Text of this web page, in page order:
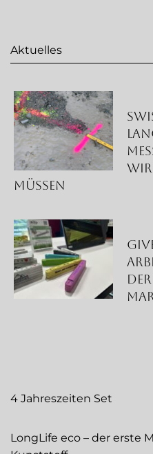
Aktuelles
müssen
4 Jahreszeiten Set
LongLife eco – der erste